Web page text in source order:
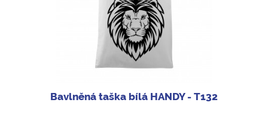
Bavlněná taška bílá HANDY - T132